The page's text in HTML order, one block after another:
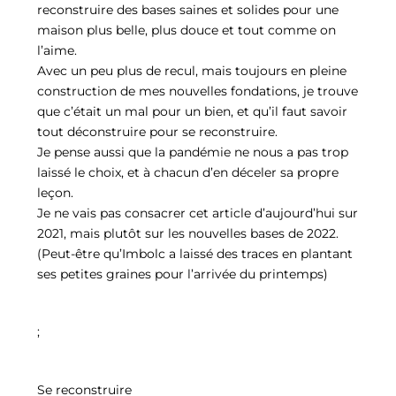
reconstruire des bases saines et solides pour une
maison plus belle, plus douce et tout comme on
l’aime.
Avec un peu plus de recul, mais toujours en pleine
construction de mes nouvelles fondations, je trouve
que c’était un mal pour un bien, et qu’il faut savoir
tout déconstruire pour se reconstruire.
Je pense aussi que la pandémie ne nous a pas trop
laissé le choix, et à chacun d’en déceler sa propre
leçon.
Je ne vais pas consacrer cet article d’aujourd’hui sur
2021, mais plutôt sur les nouvelles bases de 2022.
(Peut-être qu’Imbolc a laissé des traces en plantant
ses petites graines pour l’arrivée du printemps)
;
Se reconstruire